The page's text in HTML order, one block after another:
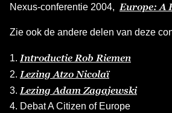
Nexus-conferentie 2004, Europe: A
Zie ook de andere delen van deze
1. Introductie Rob Riemen
2. Lezing Atzo Nicolaï
3. Lezing Adam Zagajewski
4. Debat A Citizen of Europe